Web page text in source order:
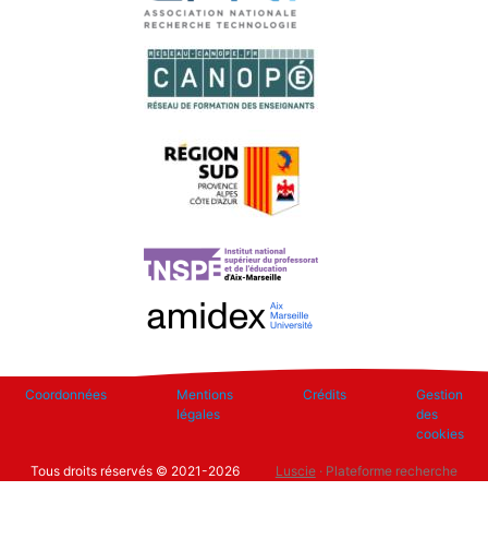
Coordonnées
Mentions
légales
Crédits
Gestion
des
cookies
Tous droits réservés © 2021-2026 Luscie· Plateforme recherche